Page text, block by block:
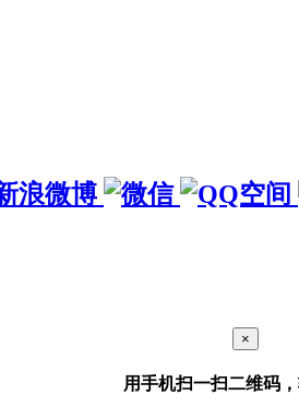
×
用手机扫一扫二维码